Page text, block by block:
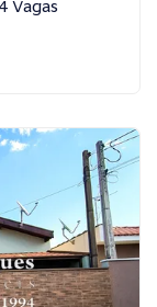
4 Vagas